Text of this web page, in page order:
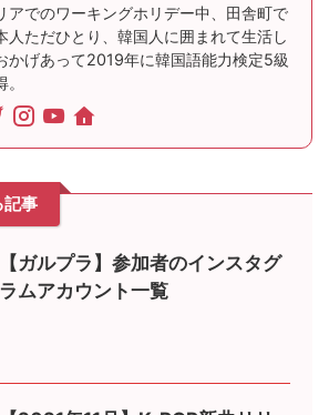
アでのワーキングホリデー中、田舎町で
人ただひとり、韓国人に囲まれて生活し
かげあって2019年に韓国語能力検定5級
記事
【ガルプラ】参加者のインスタグ
ラムアカウント一覧